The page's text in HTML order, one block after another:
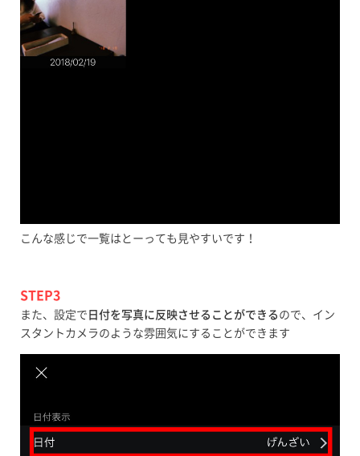
こんな感じで一覧はとーっても見やすいです！
STEP3
また、設定で 日付を写真に反映させることができる ので、イン
スタントカメラのような雰囲気にすることができます